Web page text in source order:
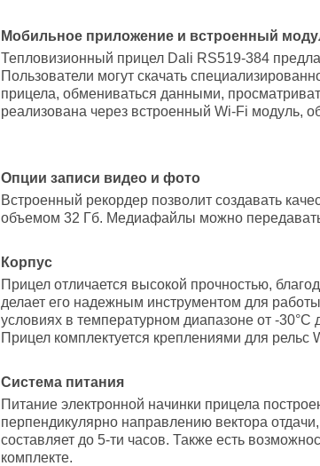
Мобильное приложение и встроенный
Тепловизионный прицел Dali RS519-384
Пользователи могут скачать
прицела, обмениваться данными,
реализована через встроенный Wi-Fi модуль,
Опции записи видео и фото
Встроенный рекордер позволит создавать
объемом 32 Гб. Медиафайлы можно передавать
Корпус
Прицел отличается высокой прочностью,
делает его надежным инструментом для
условиях в температурном диапазоне от -
Прицел комплектуется креплениями для
Система питания
Питание электронной начинки прицела
перпендикулярно направлению вектора
составляет до 5-ти часов. Также есть
комплекте.